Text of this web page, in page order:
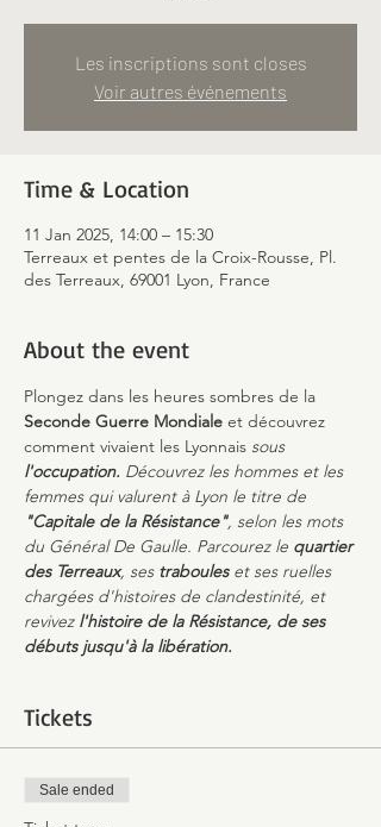
Les inscriptions sont closes
Voir autres événements
Time & Location
11 Jan 2025, 14:00 – 15:30
Terreaux et pentes de la Croix-Rousse, Pl.
des Terreaux, 69001 Lyon, France
About the event
Plongez dans les heures sombres de la
Seconde Guerre Mondiale et découvrez
comment vivaient les Lyonnais sous
l'occupation. Découvrez les hommes et les
femmes qui valurent à Lyon le titre de
"Capitale de la Résistance", selon les mots
du Général De Gaulle. Parcourez le quartier
des Terreaux, ses traboules et ses ruelles
chargées d'histoires de clandestinité, et
revivez l'histoire de la Résistance, de ses
débuts jusqu'à la libération.
Tickets
Sale ended